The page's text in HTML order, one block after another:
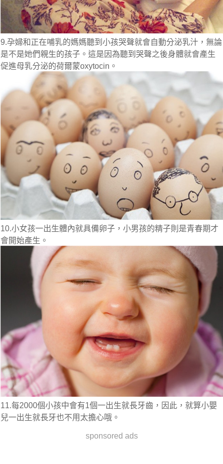
9.孕婦和正在哺乳的媽媽聽到小孩哭聲就會自動分泌乳汁，無論
是不是她們親生的孩子。這是因為聽到哭聲之後身體就會產生
促進母乳分泌的荷爾蒙oxytocin。
10.小女孩一出生體內就具備卵子，小男孩的精子則是青春期才
會開始產生。
11.每2000個小孩中會有1個一出生就長牙齒，因此，就算小嬰
兒一出生就長牙也不用太擔心哦。
sponsored ads